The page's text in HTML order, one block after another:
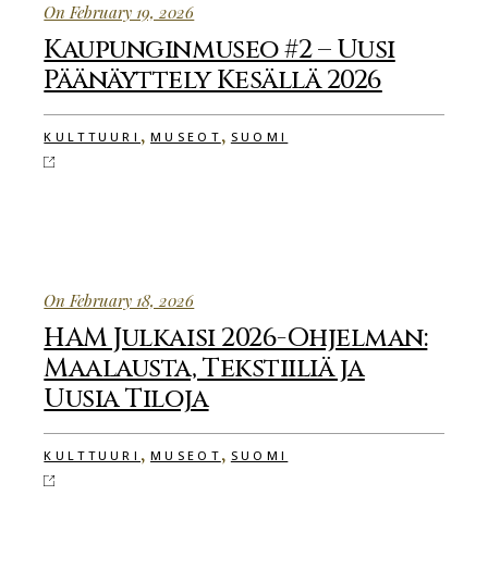
On February 19, 2026
Kaupunginmuseo #2 – Uusi
Päänäyttely Kesällä 2026
KULTTUURI ,MUSEOT , SUOMI
On February 18, 2026
HAM Julkaisi 2026-Ohjelman:
Maalausta, Tekstiiliä ja
Uusia Tiloja
KULTTUURI ,MUSEOT , SUOMI